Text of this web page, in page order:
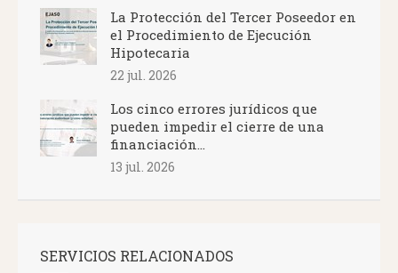
La Protección del Tercer Poseedor en
el Procedimiento de Ejecución
Hipotecaria
22 jul. 2026
Los cinco errores jurídicos que
pueden impedir el cierre de una
financiación...
13 jul. 2026
SERVICIOS RELACIONADOS